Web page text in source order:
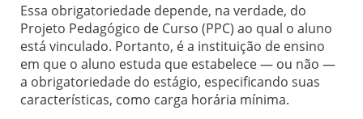
Essa obrigatoriedade depende, na verdade, do
Projeto Pedagógico de Curso (PPC) ao qual o aluno
está vinculado. Portanto, é a instituição de ensino
em que o aluno estuda que estabelece — ou não —
a obrigatoriedade do estágio, especificando suas
características, como carga horária mínima.